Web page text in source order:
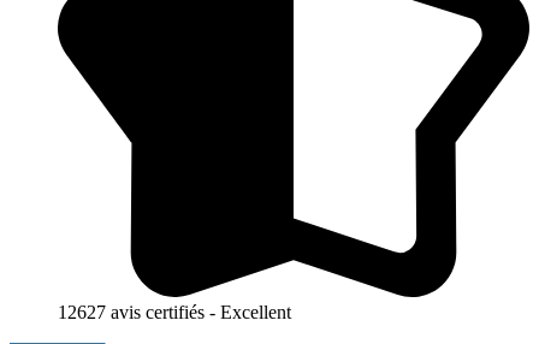
12627 avis certifiés - Excellent